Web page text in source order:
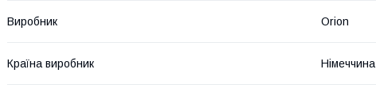
Виробник Orion
Країна виробник Німеччина